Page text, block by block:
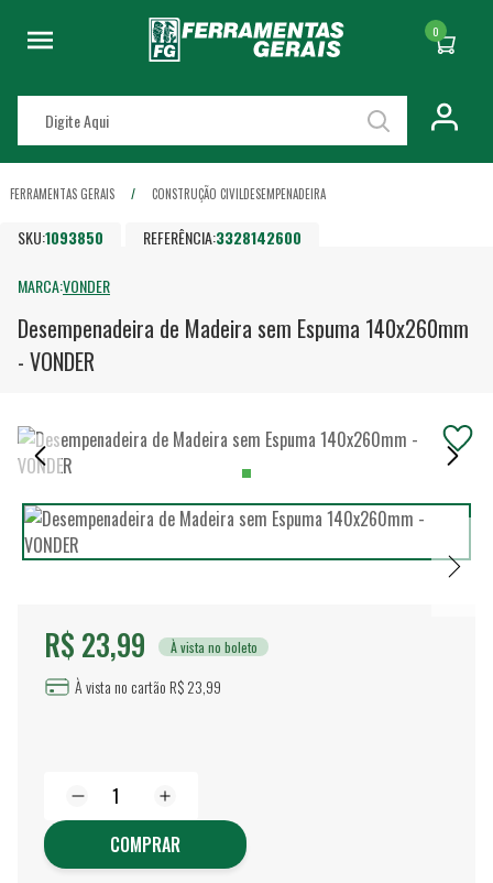
0
FERRAMENTAS GERAIS CONSTRUÇÃO CIVILDESEMPENADEIRA
SKU:1093850 REFERÊNCIA:3328142600
MARCA:VONDER
Desempenadeira de Madeira sem Espuma 140x260mm
- VONDER
R$ 23,99 À vista no boleto
À vista no cartão R$ 23,99
COMPRAR